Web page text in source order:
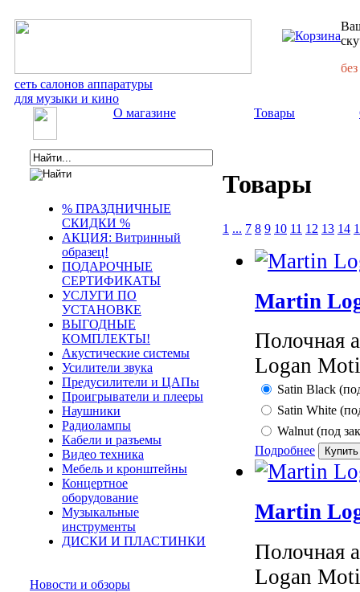
сеть салонов аппаратуры
для музыки и кино
О магазине Товары
% ПРАЗДНИЧНЫЕ
СКИДКИ %
АКЦИЯ: Витринный
образец!
ПОДАРОЧНЫЕ
СЕРТИФИКАТЫ
УСЛУГИ ПО
УСТАНОВКЕ
ВЫГОДНЫЕ
КОМПЛЕКТЫ!
Акустические системы
Усилители звука
Предусилители и ЦАПы
Проигрыватели и плееры
Наушники
Радиолампы
Кабели и разъемы
Видео техника
Мебель и кронштейны
Концертное
оборудование
Музыкальные
инструменты
ДИСКИ И ПЛАСТИНКИ
Новости и обзоры
Товары
1 ... 7 8 9 10 11 12 13 14
Martin
Полочная
Logan
Satin Black
Satin White
Walnut (под
Подробнее
Martin
Полочная
Logan